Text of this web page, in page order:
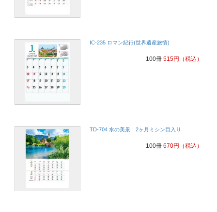
IC-235 ロマン紀行(世界遺産旅情)
100冊 515円 （税込）
TD-704 水の美景 2ヶ月ミシン目入り
100冊 670円 （税込）